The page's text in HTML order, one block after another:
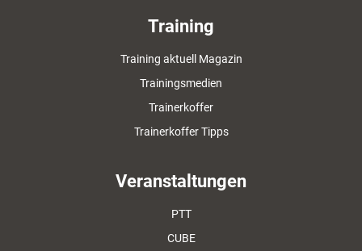
Training
Training aktuell Magazin
Trainingsmedien
Trainerkoffer
Trainerkoffer Tipps
Veranstaltungen
PTT
CUBE